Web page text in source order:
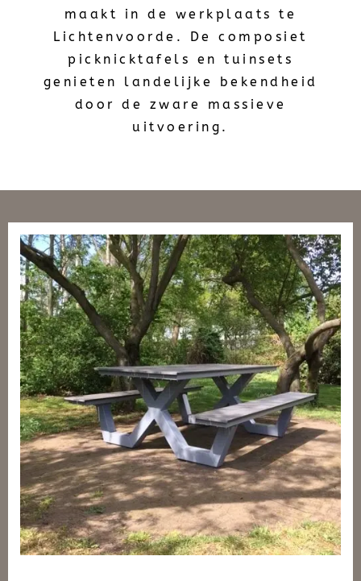
maakt in de werkplaats te
Lichtenvoorde. De composiet
picknicktafels en tuinsets
genieten landelijke bekendheid
door de zware massieve
uitvoering.